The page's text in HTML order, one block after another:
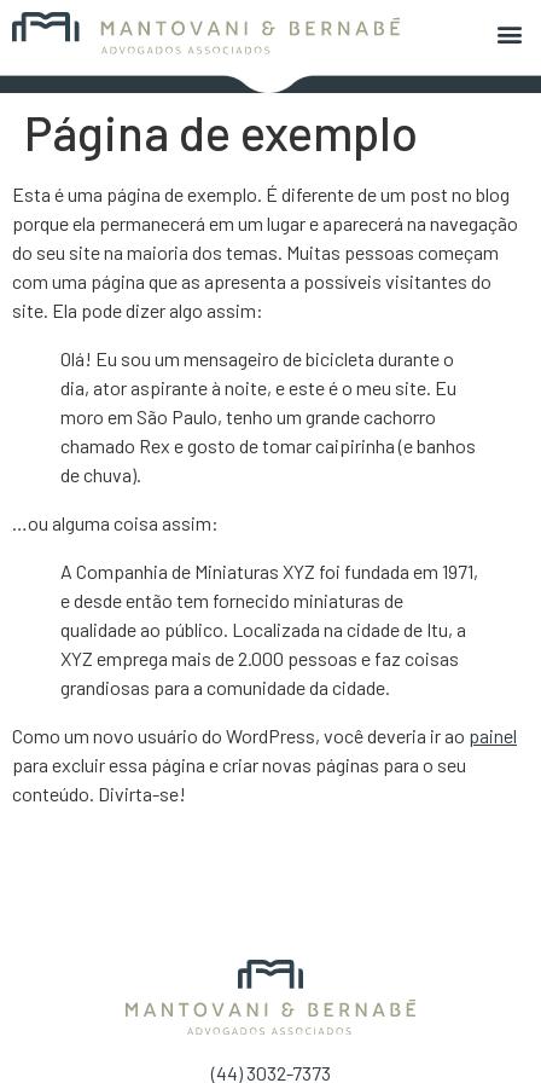
Página de exemplo
Esta é uma página de exemplo. É diferente de um post no blog
porque ela permanecerá em um lugar e aparecerá na navegação
do seu site na maioria dos temas. Muitas pessoas começam
com uma página que as apresenta a possíveis visitantes do
site. Ela pode dizer algo assim:
Olá! Eu sou um mensageiro de bicicleta durante o
dia, ator aspirante à noite, e este é o meu site. Eu
moro em São Paulo, tenho um grande cachorro
chamado Rex e gosto de tomar caipirinha (e banhos
de chuva).
…ou alguma coisa assim:
A Companhia de Miniaturas XYZ foi fundada em 1971,
e desde então tem fornecido miniaturas de
qualidade ao público. Localizada na cidade de Itu, a
XYZ emprega mais de 2.000 pessoas e faz coisas
grandiosas para a comunidade da cidade.
Como um novo usuário do WordPress, você deveria ir ao painel
para excluir essa página e criar novas páginas para o seu
conteúdo. Divirta-se!
(44) 3032-7373